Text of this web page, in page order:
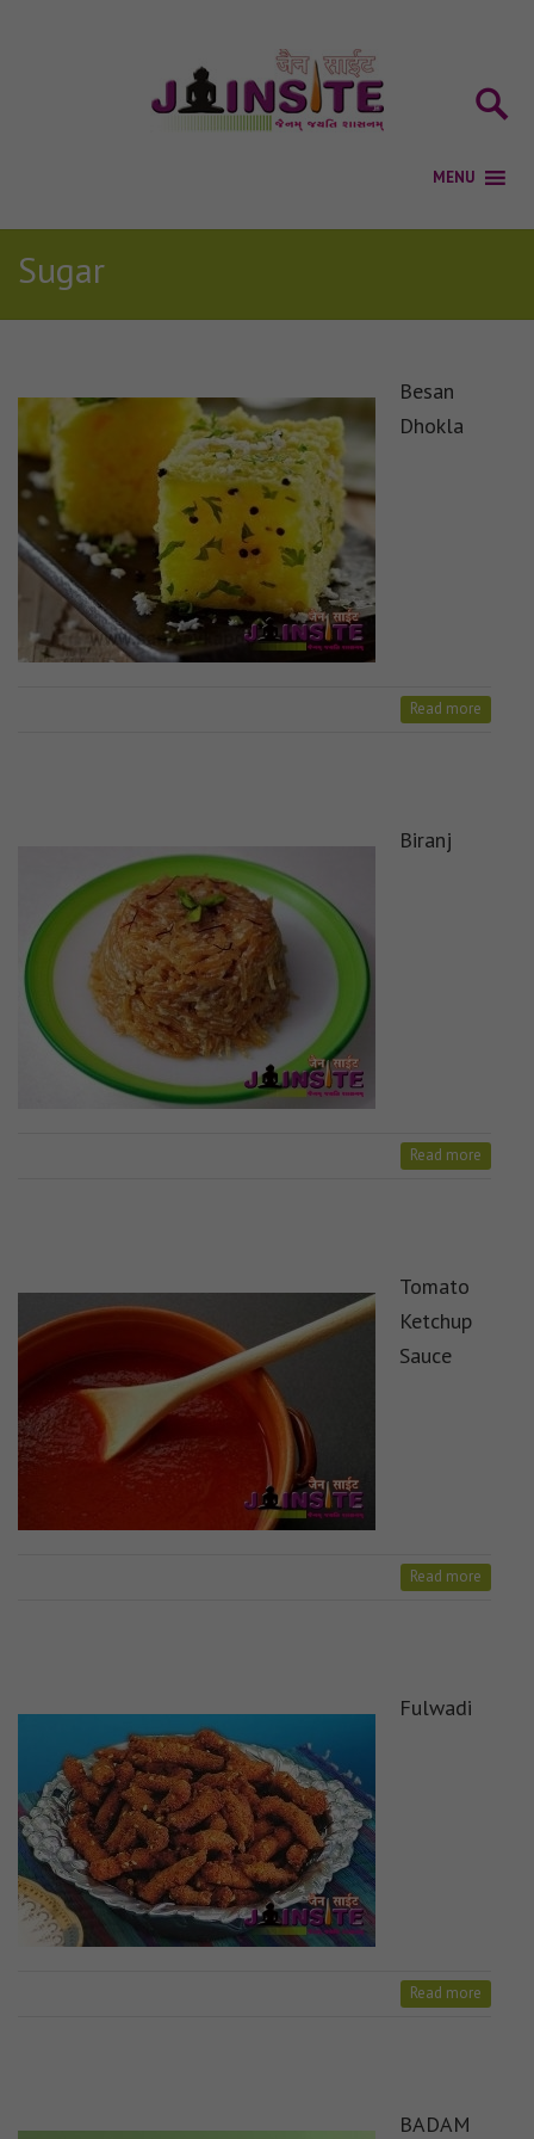
Sugar
Besan
Dhokla
Read more
Biranj
Read more
Tomato
Ketchup
Sauce
Read more
Fulwadi
Read more
BADAM